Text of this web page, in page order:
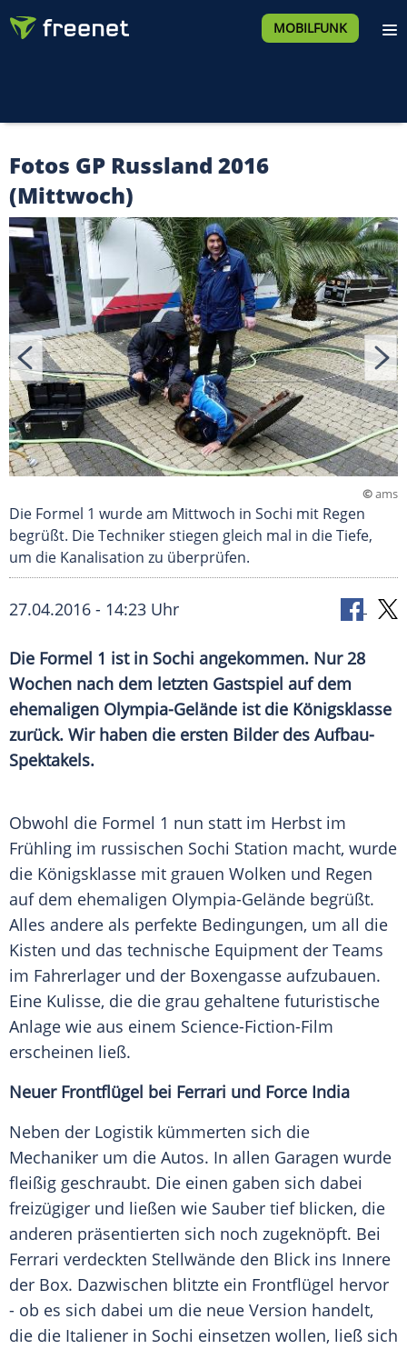
MOBILFUNK
Fotos GP Russland 2016
(Mittwoch)
©ams
Die Formel 1 wurde am Mittwoch in Sochi mit Regen
begrüßt. Die Techniker stiegen gleich mal in die Tiefe,
um die Kanalisation zu überprüfen.
27.04.2016 - 14:23 Uhr
Die Formel 1 ist in Sochi angekommen. Nur 28
Wochen nach dem letzten Gastspiel auf dem
ehemaligen Olympia-Gelände ist die Königsklasse
zurück. Wir haben die ersten Bilder des Aufbau-
Spektakels.
Obwohl die Formel 1 nun statt im Herbst im
Frühling im russischen Sochi Station macht, wurde
die Königsklasse mit grauen Wolken und Regen
auf dem ehemaligen Olympia-Gelände begrüßt.
Alles andere als perfekte Bedingungen, um all die
Kisten und das technische Equipment der Teams
im Fahrerlager und der Boxengasse aufzubauen.
Eine Kulisse, die die grau gehaltene futuristische
Anlage wie aus einem Science-Fiction-Film
erscheinen ließ.
Neuer Frontflügel bei Ferrari und Force India
Neben der Logistik kümmerten sich die
Mechaniker um die Autos. In allen Garagen wurde
fleißig geschraubt. Die einen gaben sich dabei
freizügiger und ließen wie Sauber tief blicken, die
anderen präsentierten sich noch zugeknöpft. Bei
Ferrari verdeckten Stellwände den Blick ins Innere
der Box. Dazwischen blitzte ein Frontflügel hervor
- ob es sich dabei um die neue Version handelt,
die die Italiener in Sochi einsetzen wollen, ließ sich